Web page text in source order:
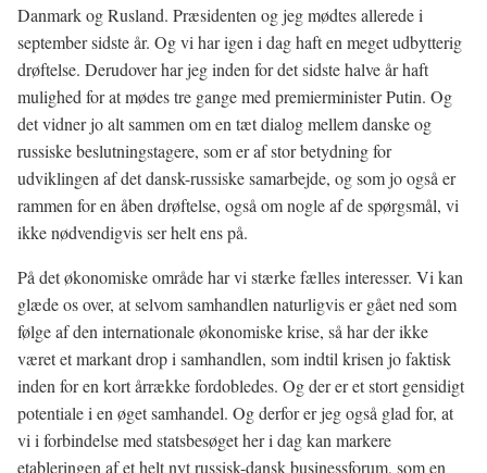
Danmark og Rusland. Præsidenten og jeg mødtes allerede i
september sidste år. Og vi har igen i dag haft en meget udbytterig
drøftelse. Derudover har jeg inden for det sidste halve år haft
mulighed for at mødes tre gange med premierminister Putin. Og
det vidner jo alt sammen om en tæt dialog mellem danske og
russiske beslutningstagere, som er af stor betydning for
udviklingen af det dansk-russiske samarbejde, og som jo også er
rammen for en åben drøftelse, også om nogle af de spørgsmål, vi
ikke nødvendigvis ser helt ens på.
På det økonomiske område har vi stærke fælles interesser. Vi kan
glæde os over, at selvom samhandlen naturligvis er gået ned som
følge af den internationale økonomiske krise, så har der ikke
været et markant drop i samhandlen, som indtil krisen jo faktisk
inden for en kort årrække fordobledes. Og der er et stort gensidigt
potentiale i en øget samhandel. Og derfor er jeg også glad for, at
vi i forbindelse med statsbesøget her i dag kan markere
etableringen af et helt nyt russisk-dansk businessforum, som en